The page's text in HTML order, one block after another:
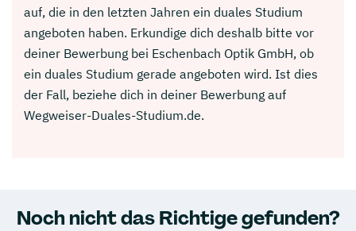
auf, die in den letzten Jahren ein duales Studium
angeboten haben. Erkundige dich deshalb bitte vor
deiner Bewerbung bei Eschenbach Optik GmbH, ob
ein duales Studium gerade angeboten wird. Ist dies
der Fall, beziehe dich in deiner Bewerbung auf
Wegweiser-Duales-Studium.de.
Noch nicht das Richtige gefunden?